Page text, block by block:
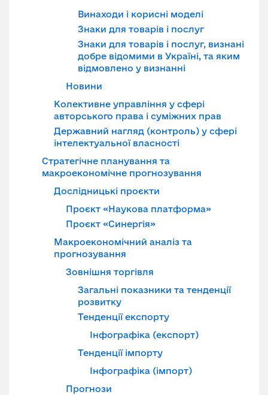
Винаходи і корисні моделі
Знаки для товарів і послуг
Знаки для товарів і послуг, визнані
добре відомими в Україні, та яким
відмовлено у визнанні
Новини
Колективне управління у сфері
авторського права і суміжних прав
Державний нагляд (контроль) у сфері
інтелектуальної власності
Стратегічне планування та
макроекономічне прогнозування
Дослідницькі проєкти
Проєкт «Наукова платформа»
Проєкт «Синергія»
Макроекономічний аналіз та
прогнозування
Зовнішня торгівля
Загальні показники та тенденції
розвитку
Тенденції експорту
Інфографіка (експорт)
Тенденції імпорту
Інфографіка (імпорт)
Прогнози